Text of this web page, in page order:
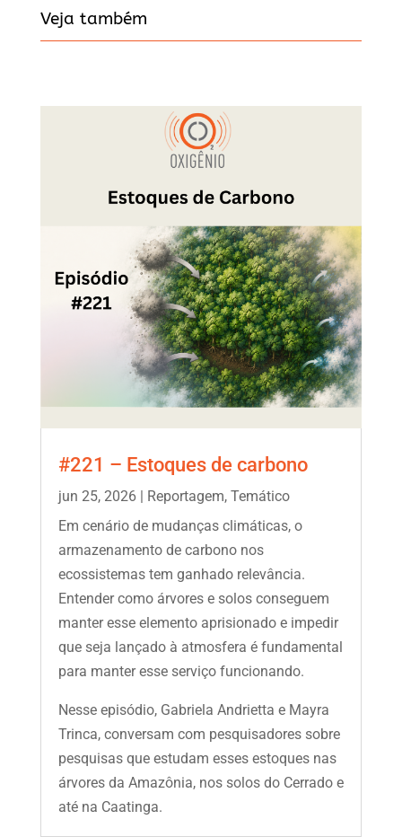
Veja também
#221 – Estoques de carbono
jun 25, 2026| Reportagem, Temático
Em cenário de mudanças climáticas, o
armazenamento de carbono nos
ecossistemas tem ganhado relevância.
Entender como árvores e solos conseguem
manter esse elemento aprisionado e impedir
que seja lançado à atmosfera é fundamental
para manter esse serviço funcionando.
Nesse episódio, Gabriela Andrietta e Mayra
Trinca, conversam com pesquisadores sobre
pesquisas que estudam esses estoques nas
árvores da Amazônia, nos solos do Cerrado e
até na Caatinga.